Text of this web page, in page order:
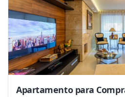
Apartamento para